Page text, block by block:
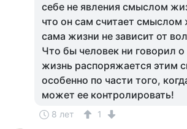
себе не явления смыслом
что он сам считает смыслом
сама жизни не зависит от
Что бы человек ни говорил
жизнь распоряжается этим
особенно по части того,
может ее контролировать!
8 лет
1